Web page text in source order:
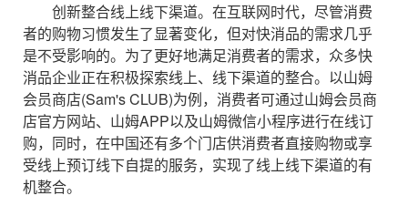
创新整合线上线下渠道。在互联网时代，尽管消费
者的购物习惯发生了显著变化，但对快消品的需求几乎
是不受影响的。为了更好地满足消费者的需求，众多快
消品企业正在积极探索线上、线下渠道的整合。以山姆
会员商店(Sam's CLUB)为例，消费者可通过山姆会员商
店官方网站、山姆APP以及山姆微信小程序进行在线订
购，同时，在中国还有多个门店供消费者直接购物或享
受线上预订线下自提的服务，实现了线上线下渠道的有
机整合。